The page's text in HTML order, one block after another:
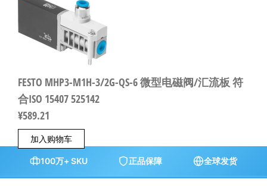
FESTO MHP3-M1H-3/2G-QS-6 微型电磁阀/汇流板 符
合ISO 15407 525142
¥589.21
加入购物车
100万+ SKU 正品保障 全球发货